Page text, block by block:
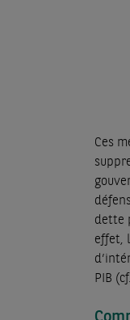
Ces
dette
effet,
PIB